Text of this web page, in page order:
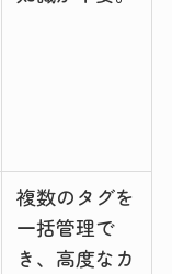
複数のタグを
一括管理で
き、高度なカ